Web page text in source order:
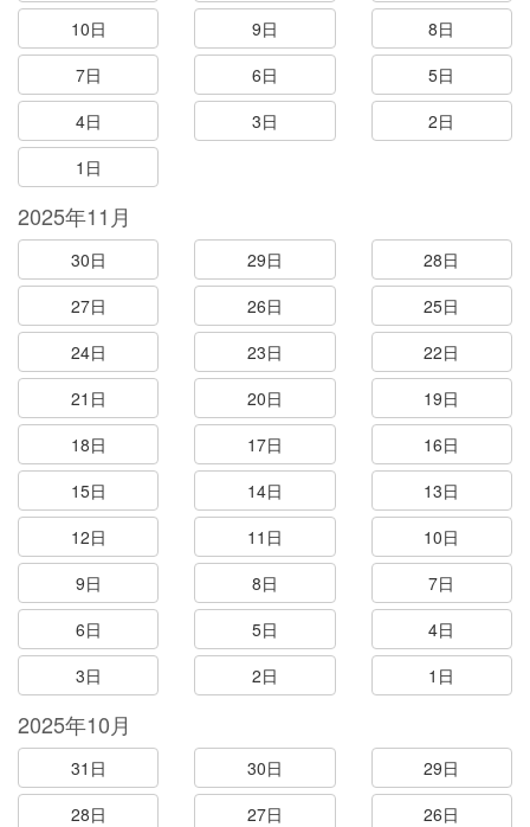
10日
9日
8日
7日
6日
5日
4日
3日
2日
1日
2025年11月
30日 29日
28日
27日
26日
25日
24日
23日
22日
21日
20日
19日
18日
17日
16日
15日
14日
13日
12日
11日
10日
9日
8日
7日
6日
5日
4日
3日
2日 1日
2025年10月
31日 30日
29日
28日
27日
26日